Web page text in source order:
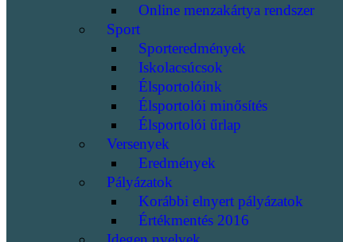
Online menzakártya rendszer
Sport
Sporteredmények
Iskolacsúcsok
Élsportolóink
Élsportolói minősítés
Élsportolói űrlap
Versenyek
Eredmények
Pályázatok
Korábbi elnyert pályázatok
Értékmentés 2016